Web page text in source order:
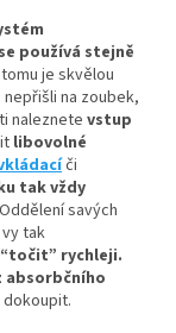
se používá stejně
je skvělou
na zoubek,
naleznete vstup
libovolné
či
tak vždy
Oddělení savých
vy tak
rychleji.
absorbčního
dokoupit.